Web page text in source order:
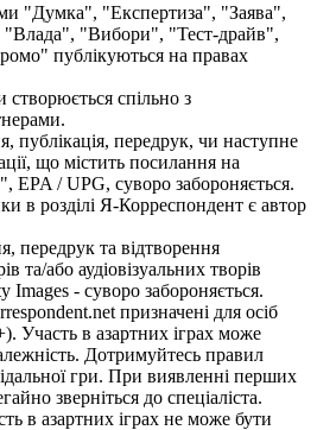
"Думка", "Експертиза", "Заява",
"Влада", "Вибори", "Тест-драйв",
публікуються на правах
створюється спільно з
публікація, передрук, чи наступне
що містить посилання на
EPA / UPG, суворо забороняється.
в розділі Я-Корреспондент є автор
передрук та відтворення
та/або аудіовізуальних творів
Images - суворо забороняється.
призначені для осіб
Участь в азартних іграх може
Дотримуйтесь правил
гри. При виявленні перших
зверніться до спеціаліста.
в азартних іграх не може бути